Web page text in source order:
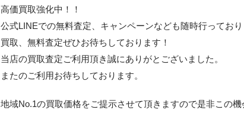
高価買取強化中！！
公式LINEでの無料査定、キャンペーンなども随時行っており
買取、無料査定ぜひお待ちしております！
当店の買取査定ご利用頂き誠にありがとございました。
またのご利用お待ちしております。
地域No.1の買取価格をご提示させて頂きますので是非この機